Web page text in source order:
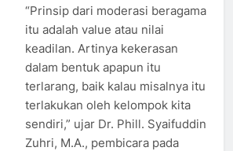
“Prinsip dari moderasi beragama
itu adalah value atau nilai
keadilan. Artinya kekerasan
dalam bentuk apapun itu
terlarang, baik kalau misalnya itu
terlakukan oleh kelompok kita
sendiri,” ujar Dr. Phill. Syaifuddin
Zuhri, M.A., pembicara pada